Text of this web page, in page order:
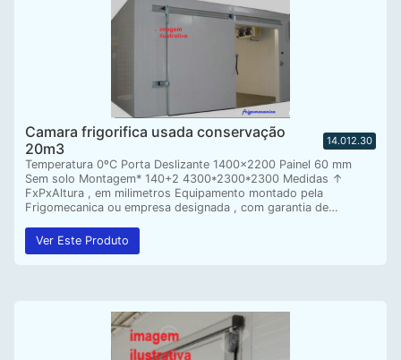
Camara frigorifica usada conservação
20m3
14.012.30
Temperatura 0ºC Porta Deslizante 1400×2200 Painel 60 mm
Sem solo Montagem* 140+2 4300*2300*2300 Medidas ↑
FxPxAltura , em milimetros Equipamento montado pela
Frigomecanica ou empresa designada , com garantia de…
Ver Este Produto